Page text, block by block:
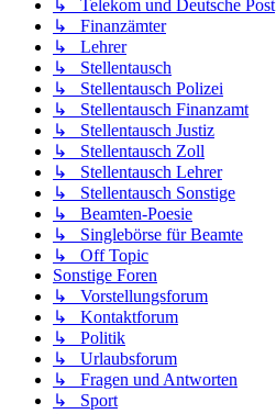
↳ Telekom und Deutsche Post
↳ Finanzämter
↳ Lehrer
↳ Stellentausch
↳ Stellentausch Polizei
↳ Stellentausch Finanzamt
↳ Stellentausch Justiz
↳ Stellentausch Zoll
↳ Stellentausch Lehrer
↳ Stellentausch Sonstige
↳ Beamten-Poesie
↳ Singlebörse für Beamte
↳ Off Topic
Sonstige Foren
↳ Vorstellungsforum
↳ Kontaktforum
↳ Politik
↳ Urlaubsforum
↳ Fragen und Antworten
↳ Sport